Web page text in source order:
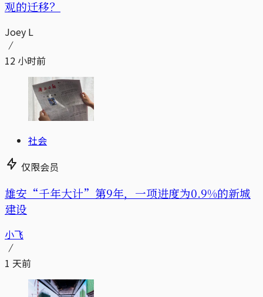
观的迁移？
Joey L
12 小时前
社会
仅限会员
雄安“千年大计”第9年，一项进度为0.9%的新城
建设
小飞
1 天前